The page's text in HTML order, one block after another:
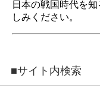
日本の戦国時代を
しみください。
■サイト内検索